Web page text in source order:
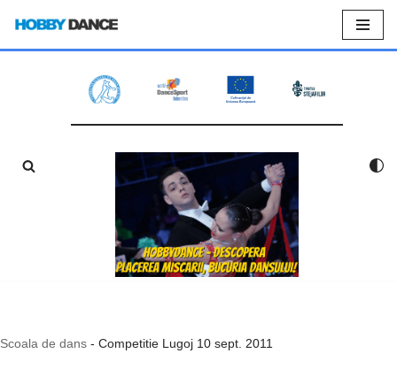
Sari
Scoala de dans - Competitie Lugoj 10 sept. 2011